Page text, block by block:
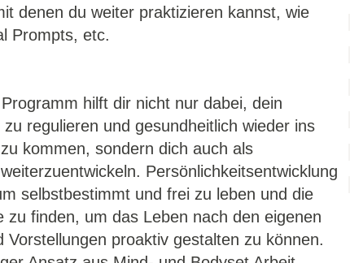
denen du weiter praktizieren kannst, wie
Prompts, etc.
hilft dir nicht nur dabei, dein
regulieren und gesundheitlich wieder ins
kommen, sondern dich auch als
Persönlichkeitsentwicklung
selbstbestimmt und frei zu leben und die
zu finden, um das Leben nach den eigenen
Vorstellungen proaktiv gestalten zu können.